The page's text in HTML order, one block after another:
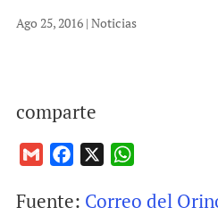
Ago 25, 2016| Noticias
comparte
a
c
a
Fuente: Correo del